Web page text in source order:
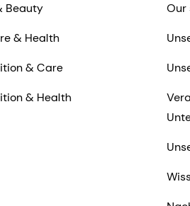
Beauty
& Health
& Care
& Health
Our